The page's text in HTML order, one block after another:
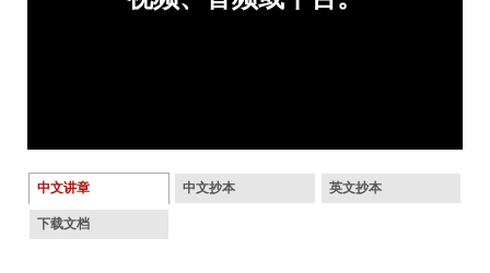
中文讲章 中文抄本 英文抄本
下载文档